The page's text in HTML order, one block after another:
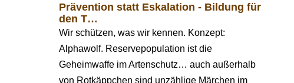
Prävention statt Eskalation - Bildung für
den T…
Wir schützen, was wir kennen. Konzept:
Alphawolf. Reservepopulation ist die
Geheimwaffe im Artenschutz… auch außerhalb
von Rotkäppchen sind unzählige Märchen im